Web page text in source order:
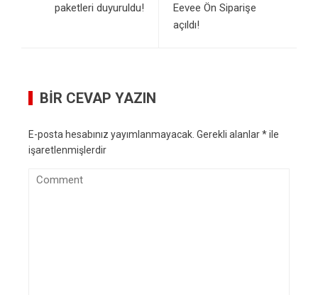
paketleri duyuruldu!
Eevee Ön Siparişe
açıldı!
BIR CEVAP YAZIN
E-posta hesabınız yayımlanmayacak. Gerekli alanlar*ile
işaretlenmişlerdir